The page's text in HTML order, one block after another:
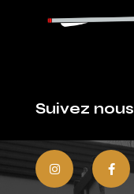
Suivez nous